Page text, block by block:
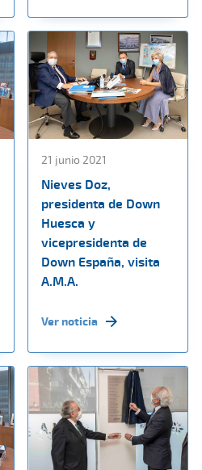
21 junio 2021
Nieves Doz,
presidenta de Down
Huesca y
vicepresidenta de
Down España, visita
A.M.A.
Ver noticia